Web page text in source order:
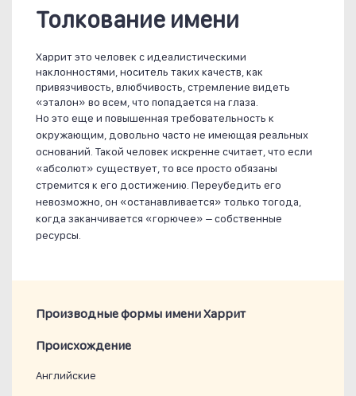
Толкование имени
Харрит это человек с идеалистическими
наклонностями, носитель таких качеств, как
привязчивость, влюбчивость, стремление видеть
«эталон» во всем, что попадается на глаза.
Но это еще и повышенная требовательность к
окружающим, довольно часто не имеющая реальных
оснований. Такой человек искренне считает, что если
«абсолют» существует, то все просто обязаны
стремится к его достижению. Переубедить его
невозможно, он «останавливается» только тогода,
когда заканчивается «горючее» – собственные
ресурсы.
Производные формы имени Харрит
Проиcхождение
Английские